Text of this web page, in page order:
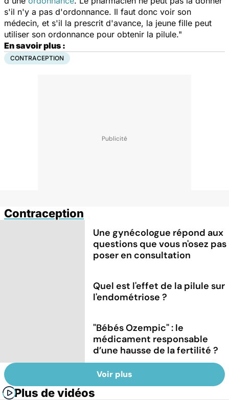
s'il n'y a pas d'ordonnance. Il faut donc voir son
médecin, et s'il la prescrit d'avance, la jeune fille peut
utiliser son ordonnance pour obtenir la pilule."
En savoir plus :
CONTRACEPTION
Contraception
Une gynécologue répond aux
questions que vous n'osez pas
poser en consultation
Quel est l'effet de la pilule sur
l'endométriose ?
"Bébés Ozempic" : le
médicament responsable
d’une hausse de la fertilité ?
Voir plus
Plus de vidéos